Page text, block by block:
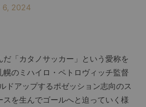
6, 2024
「カタノサッカー」という愛称を
のミハイロ・ペトロヴィッチ監督
ドアップするポゼッション志向のス
を生んでゴールへと迫っていく様